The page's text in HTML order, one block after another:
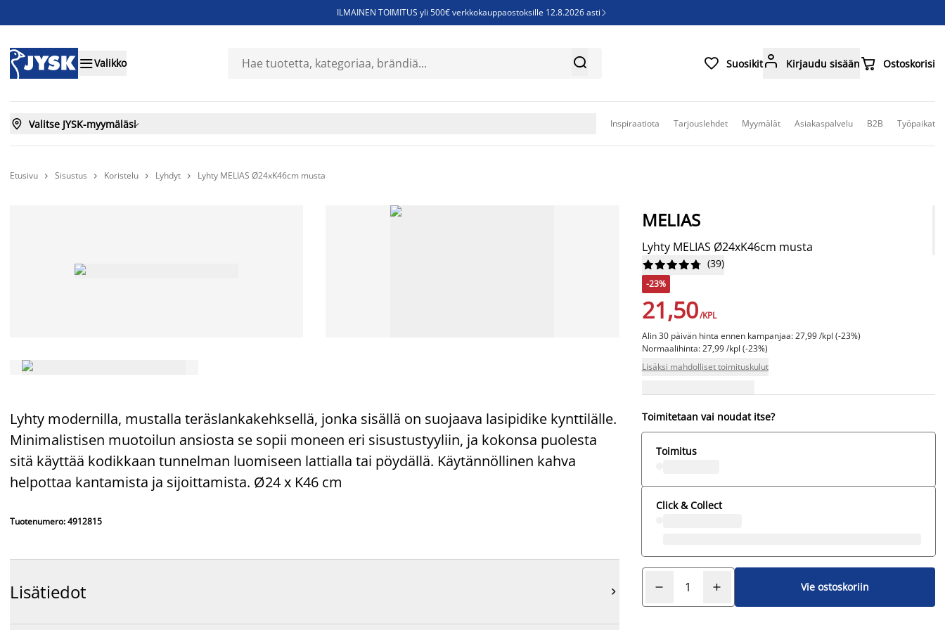
ILMAINEN TOIMITUS yli 500€ verkkokauppaostoksille 12.8.2026 asti 
Sijauspatjoja - Säästä jopa 60%
Valikko   Suosikit Kirjaudu sisään Ostoskorisi
 Valitse JYSK-myymäläsi Inspiraatiota Tarjouslehdet Myymälät Asiakaspalvelu B2B Työpaikat
Etusivu  Sisustus  Koristelu  Lyhdyt  Lyhty MELIAS Ø24xK46cm musta
Lyhty modernilla, mustalla teräslankakehksellä, jonka sisällä on suojaava lasipidike kynttilälle.
Minimalistisen muotoilun ansiosta se sopii moneen eri sisustustyyliin, ja kokonsa puolesta
sitä käyttää kodikkaan tunnelman luomiseen lattialla tai pöydällä. Käytännöllinen kahva
helpottaa kantamista ja sijoittamista. Ø24 x K46 cm
Tuotenumero: 4912815
Lisätiedot 
MELIAS
Lyhty MELIAS Ø24xK46cm musta





 (39)
-23%
21,50/KPL
Alin 30 päivän hinta ennen kampanjaa: 27,99 /kpl (-23%)
Normaalihinta: 27,99 /kpl (-23%)
Lisäksi mahdolliset toimituskulut
Toimitetaan vai noudat itse?
Toimitus
Click & Collect
Vie ostoskoriin